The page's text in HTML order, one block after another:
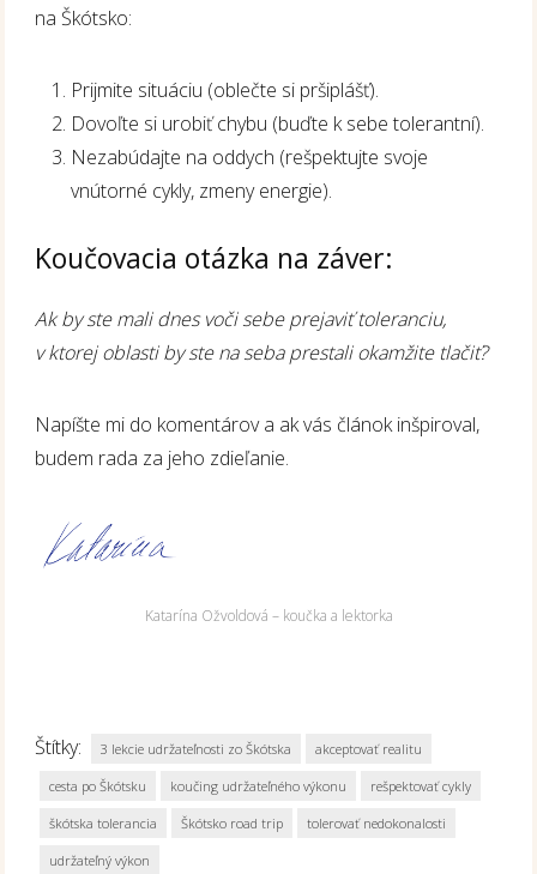
na Škótsko:
Prijmite situáciu (oblečte si pršiplášť).
Dovoľte si urobiť chybu (buďte k sebe tolerantní).
Nezabúdajte na oddych (rešpektujte svoje
vnútorné cykly, zmeny energie).
Koučovacia otázka na záver:
Ak by ste mali dnes voči sebe prejaviť toleranciu,
v ktorej oblasti by ste na seba prestali okamžite tlačiť?
Napíšte mi do komentárov a ak vás článok inšpiroval,
budem rada za jeho zdieľanie.
Katarína Ožvoldová – koučka a lektorka
Štítky: 3 lekcie udržateľnosti zo Škótska akceptovať realitu
cesta po Škótsku koučing udržateľného výkonu rešpektovať cykly
škótska tolerancia Škótsko road trip tolerovať nedokonalosti
udržateľný výkon